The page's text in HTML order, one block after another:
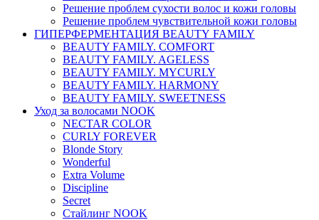
Решение проблем сухости волос и кожи головы
Решение проблем чувствительной кожи головы
ГИПЕРФЕРМЕНТАЦИЯ BEAUTY FAMILY
BEAUTY FAMILY. COMFORT
BEAUTY FAMILY. AGELESS
BEAUTY FAMILY. MYCURLY
BEAUTY FAMILY. HARMONY
BEAUTY FAMILY. SWEETNESS
Уход за волосами NOOK
NECTAR COLOR
CURLY FOREVER
Blonde Story
Wonderful
Extra Volume
Discipline
Secret
Стайлинг NOOK